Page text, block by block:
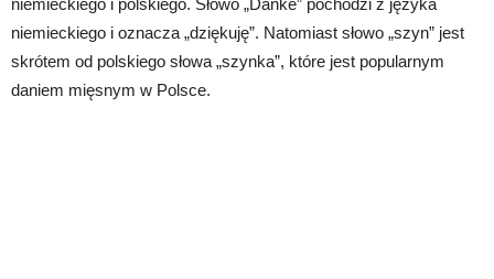
niemieckiego i polskiego. Słowo „Danke” pochodzi z języka
niemieckiego i oznacza „dziękuję”. Natomiast słowo „szyn” jest
skrótem od polskiego słowa „szynka”, które jest popularnym
daniem mięsnym w Polsce.